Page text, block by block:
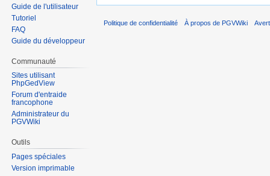
Guide de l'utilisateur
Tutoriel
FAQ
Guide du développeur
Communauté
Sites utilisant
PhpGedView
Forum d'entraide
francophone
Administrateur du
PGVWiki
Outils
Pages spéciales
Version imprimable
Politique de confidentialité À propos de PGVWiki